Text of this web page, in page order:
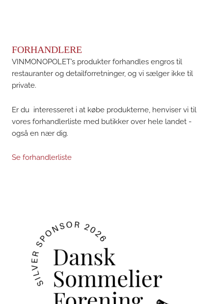
FORHANDLERE
VINMONOPOLET’s produkter forhandles engros til
restauranter og detailforretninger, og vi sælger ikke til
private.
Er du interesseret i at købe produkterne, henviser vi til
vores forhandlerliste med butikker over hele landet -
også en nær dig.
Se forhandlerliste